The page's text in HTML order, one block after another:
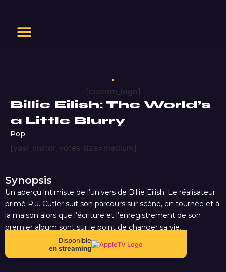
[custom_logo]
Billie Eilish: The World’s
a Little Blurry
Pop
[yasr_visitor_votes size=medium]
Disponible
en streaming
Synopsis
Un aperçu intimiste de l’univers de Billie Eilish. Le réalisateur
primé R.J. Cutler suit son parcours sur scène, en tournée et à
la maison alors que l’écriture et l’enregistrement de son
premier album sont sur le point de changer sa vie.